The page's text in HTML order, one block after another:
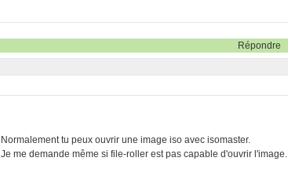
Répondre
Normalement tu peux ouvrir une image iso avec isomaster.
Je me demande même si file-roller est pas capable d'ouvrir l'image.